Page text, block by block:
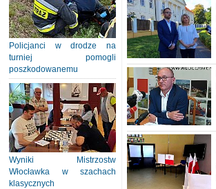
Policjanci w drodze na
turniej pomogli
poszkodowanemu
Wyniki Mistrzostw
Włocławka w szachach
klasycznych